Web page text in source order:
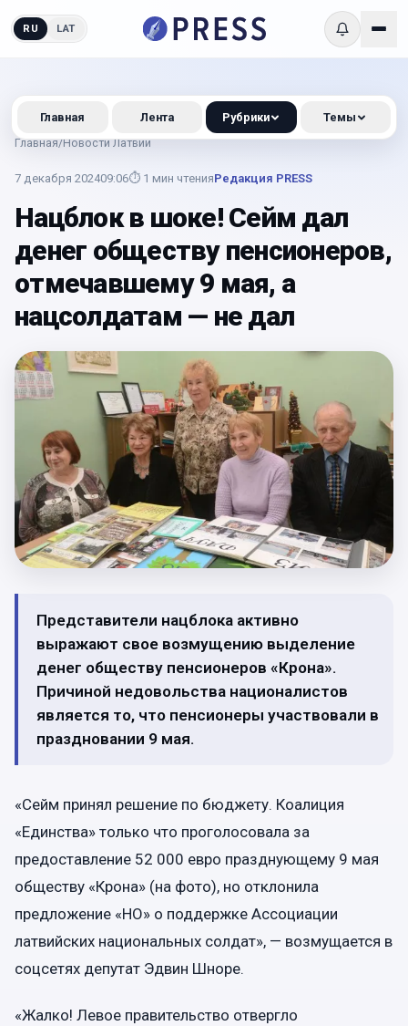
RU LAT
Главная/Новости Латвии
7 декабря 202409:06⏱ 1 мин чтенияРедакция PRESS
Нацблок в шоке! Сейм дал
денег обществу пенсионеров,
отмечавшему 9 мая, а
нацсолдатам — не дал
Представители нацблока активно
выражают свое возмущению выделение
денег обществу пенсионеров «Крона».
Причиной недовольства националистов
является то, что пенсионеры участвовали в
праздновании 9 мая.
«Сейм принял решение по бюджету. Коалиция
«Единства» только что проголосовала за
предоставление 52 000 евро празднующему 9 мая
обществу «Крона» (на фото), но отклонила
предложение «НО» о поддержке Ассоциации
латвийских национальных солдат», — возмущается в
соцсетях депутат Эдвин Шноре.
«Жалко! Левое правительство отвергло
Главная Лента Рубрики Темы